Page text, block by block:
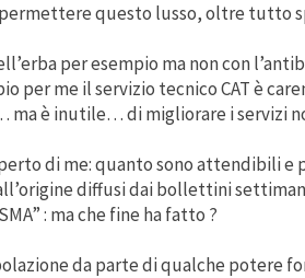
questo lusso, oltre tutto
per esempio ma non con
per me il servizio tecnico CAT è
ma è inutile… di migliorare i servizi
di me: quanto sono attendibili e
diffusi dai bollettini
: ma che fine ha fatto ?
da parte di qualche potere